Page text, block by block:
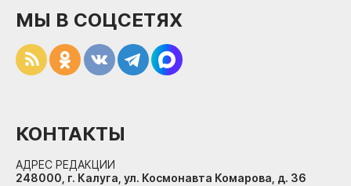
МЫ В СОЦСЕТЯХ
КОНТАКТЫ
АДРЕС РЕДАКЦИИ
248000, г. Калуга, ул. Космонавта Комарова, д. 36